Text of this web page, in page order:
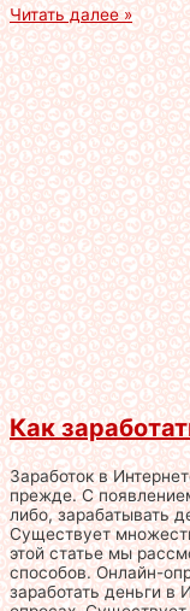
Читать далее »
Как
Заработок в
прежде. С
либо, зарабатывать
Существует
этой статье мы
способов. Онлайн-
заработать деньги в